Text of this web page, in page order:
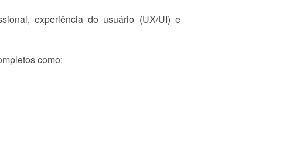
experiência do usuário (UX/UI) e
como: